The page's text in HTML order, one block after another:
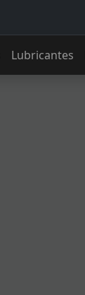
Lubricantes